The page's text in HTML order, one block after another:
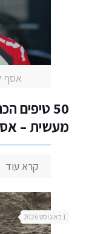
אסף
50 טיפים
מעשית –
קרא עוד
1 באוגוסט 2026